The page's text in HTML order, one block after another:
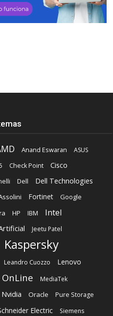
Anand Eswaran
ASUS
Check Point Cisco
Dell Dell Technologies
Fortinet
Google
HP IBM Intel
Jeetu Patel
Kaspersky
Leandro Cuozzo Lenovo
MediaTek
Nvidia Oracle Pure Storage
Electric
Siemens